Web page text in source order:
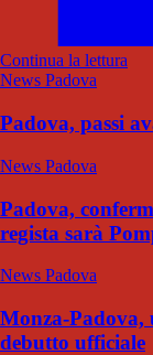
Continua la lettura
News Padova
Padova, passi
News Padova
Padova,
regista sarà
News Padova
Monza-Padova,
debutto ufficiale